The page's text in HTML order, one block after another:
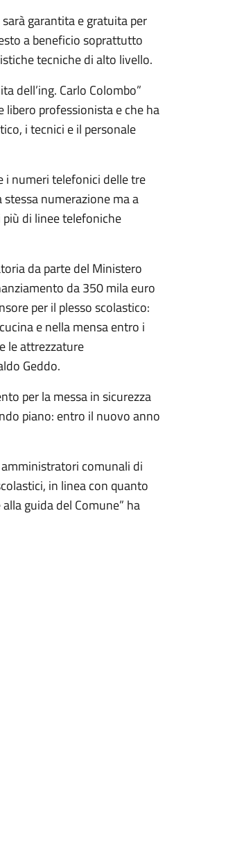
garantita e gratuita per
a beneficio soprattutto
tecniche di alto livello.
dell’ing. Carlo Colombo”
libero professionista e che ha
i tecnici e il personale
i numeri telefonici delle tre
numerazione ma a
di linee telefoniche
da parte del Ministero
da 350 mila euro
per il plesso scolastico:
e nella mensa entro i
le attrezzature
Geddo.
per la messa in sicurezza
piano: entro il nuovo anno
comunali di
in linea con quanto
guida del Comune” ha